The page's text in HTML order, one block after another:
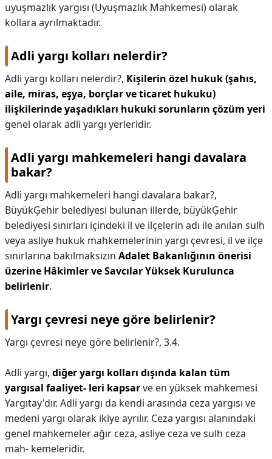
uyuşmazlık yargısı (Uyuşmazlık Mahkemesi) olarak
kollara ayrılmaktadır.
Adli yargı kolları nelerdir?
Adli yargı kolları nelerdir?, Kişilerin özel hukuk (şahıs,
aile, miras, eşya, borçlar ve ticaret hukuku)
ilişkilerinde yaşadıkları hukuki sorunların çözüm yeri
genel olarak adli yargı yerleridir.
Adli yargı mahkemeleri hangi davalara
bakar?
Adli yargı mahkemeleri hangi davalara bakar?,
BüyükĢehir belediyesi bulunan illerde, büyükĢehir
belediyesi sınırları içindeki il ve ilçelerin adı ile anılan sulh
veya asliye hukuk mahkemelerinin yargı çevresi, il ve ilçe
sınırlarına bakılmaksızın Adalet Bakanlığının önerisi
üzerine Hâkimler ve Savcılar Yüksek Kurulunca
belirlenir.
Yargı çevresi neye göre belirlenir?
Yargı çevresi neye göre belirlenir?, 3.4.
Adli yargı, diğer yargı kolları dışında kalan tüm
yargısal faaliyet- leri kapsarve en yüksek mahkemesi
Yargıtay'dır. Adli yargı da kendi arasında ceza yargısı ve
medeni yargı olarak ikiye ayrılır. Ceza yargısı alanındaki
genel mahkemeler ağır ceza, asliye ceza ve sulh ceza
mah- kemeleridir.